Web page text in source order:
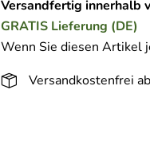
Versandfertig innerhalb
GRATIS Lieferung (DE)
Wenn Sie diesen Artikel
Versandkostenfrei